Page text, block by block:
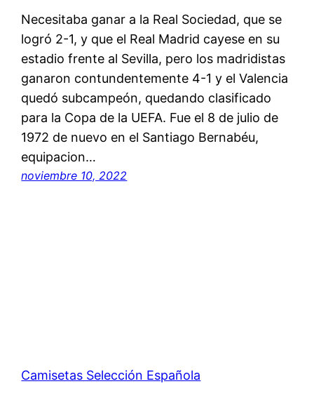
Necesitaba ganar a la Real Sociedad, que se
logró 2-1, y que el Real Madrid cayese en su
estadio frente al Sevilla, pero los madridistas
ganaron contundentemente 4-1 y el Valencia
quedó subcampeón, quedando clasificado
para la Copa de la UEFA. Fue el 8 de julio de
1972 de nuevo en el Santiago Bernabéu,
equipacion…
noviembre 10, 2022
Camisetas Selección Española